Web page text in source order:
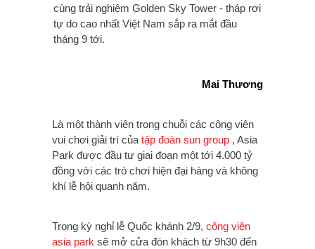
cùng trải nghiệm Golden Sky Tower - tháp rơi
tự do cao nhất Việt Nam sắp ra mắt đầu
tháng 9 tới.
Mai Thương
Là một thành viên trong chuỗi các công viên
vui chơi giải trí của tập đoàn sun group , Asia
Park được đầu tư giai đoạn một tới 4.000 tỷ
đồng với các trò chơi hiện đại hàng và không
khí lễ hội quanh năm.
Trong kỳ nghỉ lễ Quốc khánh 2/9, công viên
asia park sẽ mở cửa đón khách từ 9h30 đến